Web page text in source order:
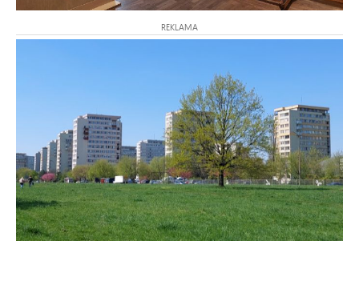
REKLAMA